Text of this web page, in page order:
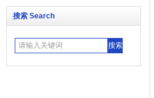
搜索 Search